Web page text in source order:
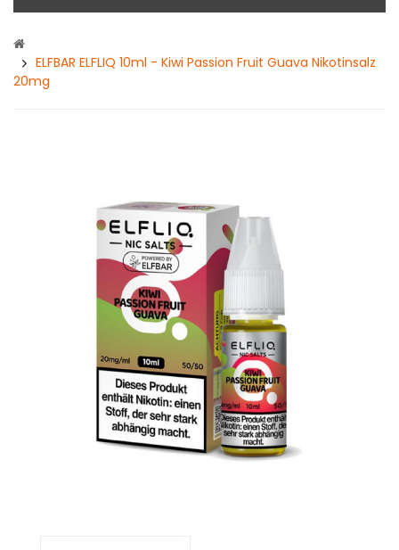
ELFBAR ELFLIQ 10ml - Kiwi Passion Fruit Guava Nikotinsalz
20mg